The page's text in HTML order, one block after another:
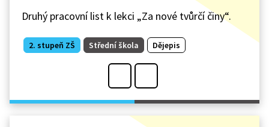
Druhý pracovní list k lekci „Za nové tvůrčí činy“.
2. stupeň ZŠ Střední škola Dějepis